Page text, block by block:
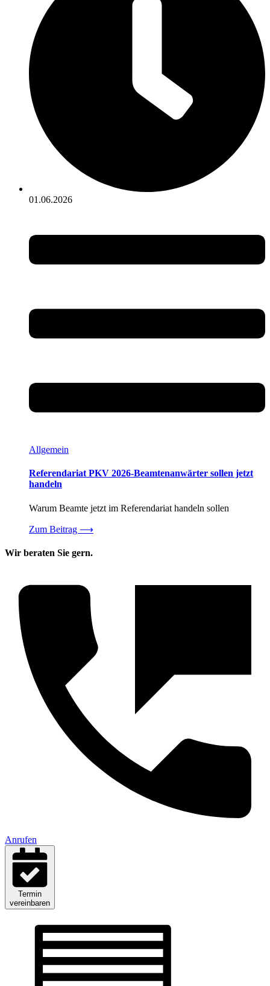
01.06.2026
Allgemein
Referendariat PKV 2026-Beamtenanwärter sollen jetzt
handeln
Warum Beamte jetzt im Referendariat handeln sollen
Zum Beitrag ⟶
Wir beraten Sie gern.
Anrufen
Termin
vereinbaren